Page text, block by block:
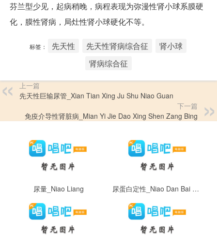
芬兰型少见，起病稍晚，病程表现为弥漫性肾小球系膜硬
化，膜性肾病，局灶性肾小球硬化不等。
标签： 先天性 先天性肾病综合征
肾小球
肾病综合征
上一篇
先天性巨输尿管_Xian Tian Xing Ju Shu Niao Guan
下一篇
免疫介导性肾脏病_Mian Yi Jie Dao Xing Shen Zang Bing
尿量_Niao Liang 尿蛋白定性_Niao Dan Bai Ding Xing